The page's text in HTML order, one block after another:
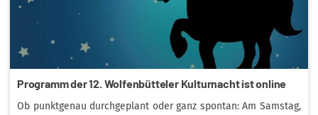
Programm der 12. Wolfenbütteler Kulturnacht ist online
Ob punktgenau durchgeplant oder ganz spontan: Am Samstag,